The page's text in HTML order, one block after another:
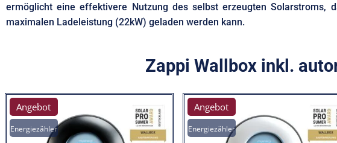
ermöglicht eine effektivere Nutzung des selbst erzeugten Solarstroms,
maximalen Ladeleistung (22kW) geladen werden kann.
Zappi Wallbox inkl.
Angebot
Energiezähler
Angebot
Energiezähler